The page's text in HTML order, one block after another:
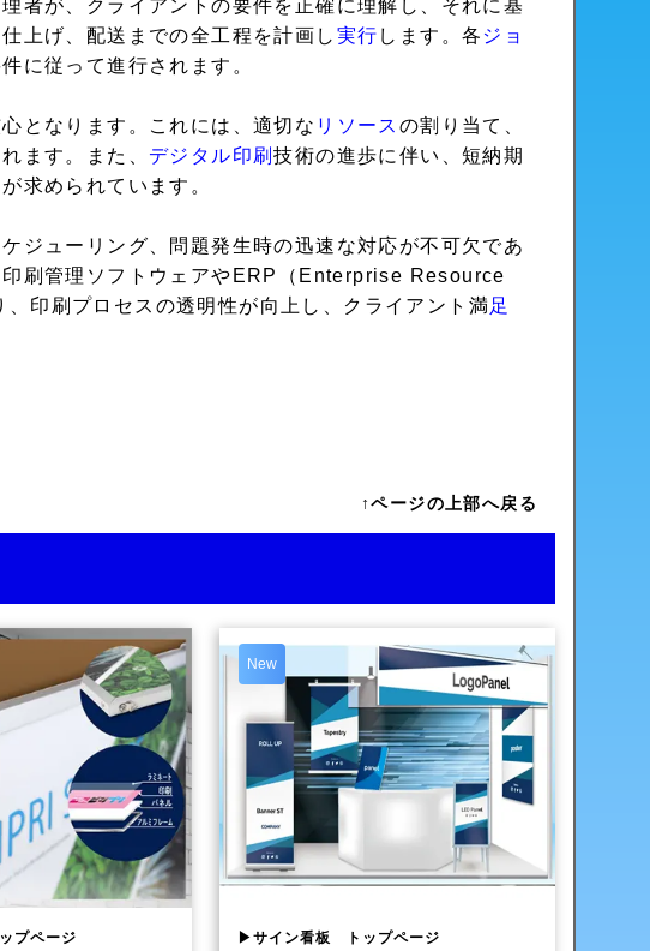
者が、クライアントの要件を正確に理解し、それに基
上げ、配送までの全工程を計画し 実行 します。各 ジョ
に従って進行されます。
となります。これには、適切な リソース の割り当て、
ます。また、 デジタル印刷技術の進歩に伴い、短納期
求められています。
ジューリング、問題発生時の迅速な対応が不可欠であ
刷管理ソフトウェアやERP（Enterprise Resource
印刷プロセスの透明性が向上し、クライアント満足
↑ページの上部へ戻る
プページ
New
▶サイン看板 トップページ